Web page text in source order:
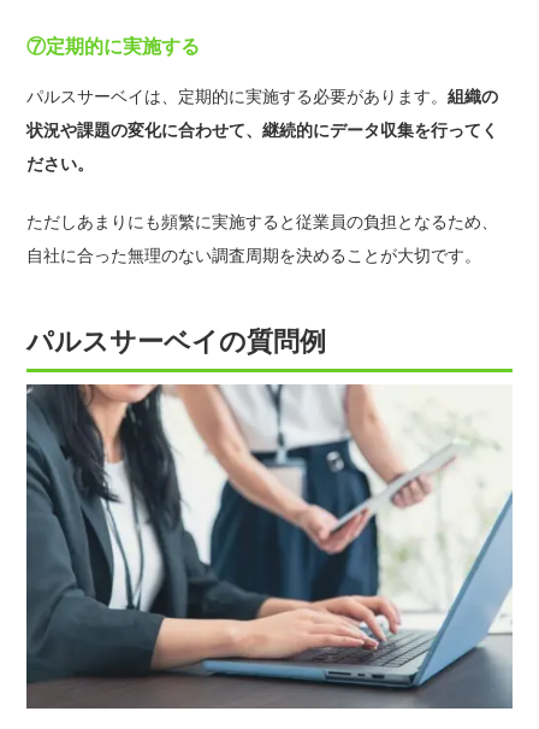
⑦定期的に実施する
パルスサーベイは、定期的に実施する必要があります。組織の
状況や課題の変化に合わせて、継続的にデータ収集を行ってく
ださい。
ただしあまりにも頻繁に実施すると従業員の負担となるため、
自社に合った無理のない調査周期を決めることが大切です。
パルスサーベイの質問例